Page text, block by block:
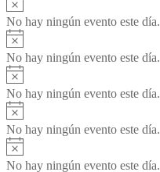
No hay ningún evento este día.
Aviso
No hay ningún evento este día.
Aviso
No hay ningún evento este día.
Aviso
No hay ningún evento este día.
Aviso
No hay ningún evento este día.